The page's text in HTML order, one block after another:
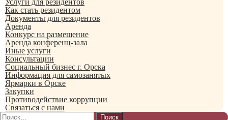
Услуги для резидентов
Как стать резидентом
Документы для резидентов
Аренда
Конкурс на размещение
Аренда конференц-зала
Иные услуги
Консультации
Социальный бизнес г. Орска
Информация для самозанятых
Ярмарки в Орске
Закупки
Противодействие коррупции
Связаться с нами
Найти: